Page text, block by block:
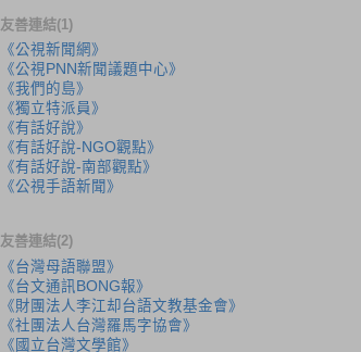
友善連結(1)
《公視新聞網》
《公視PNN新聞議題中心》
《我們的島》
《獨立特派員》
《有話好說》
《有話好說-NGO觀點》
《有話好說-南部觀點》
《公視手語新聞》
友善連結(2)
《台灣母語聯盟》
《台文通訊BONG報》
《財團法人李江却台語文教基金會》
《社團法人台灣羅馬字協會》
《國立台灣文學館》